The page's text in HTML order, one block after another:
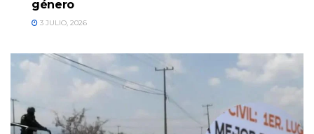
género
3 JULIO, 2026